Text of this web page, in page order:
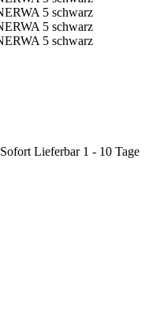
Sofort Lieferbar 1 - 10 Tage